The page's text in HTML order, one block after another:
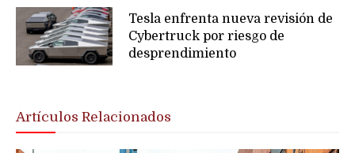
Tesla enfrenta nueva revisión de
Cybertruck por riesgo de
desprendimiento
Artículos Relacionados